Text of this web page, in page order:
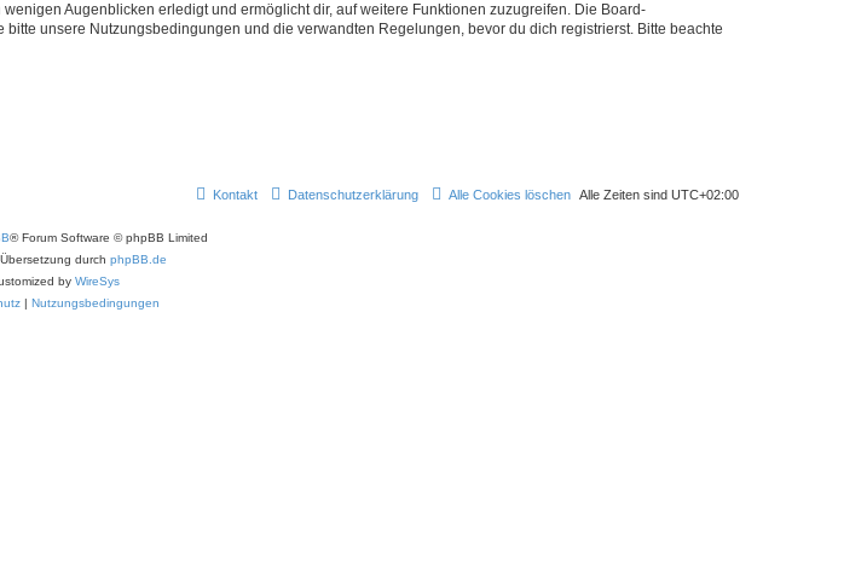
Augenblicken erledigt und ermöglicht dir, auf weitere Funktionen zuzugreifen. Die Board-
unsere Nutzungsbedingungen und die verwandten Regelungen, bevor du dich registrierst. Bitte beachte
Alle Zeiten sind UTC+02:00
Alle Cookies löschen
Datenschutzerklärung
Kontakt
® Forum Software © phpBB Limited
durch phpBB.de
by WireSys
| Nutzungsbedingungen